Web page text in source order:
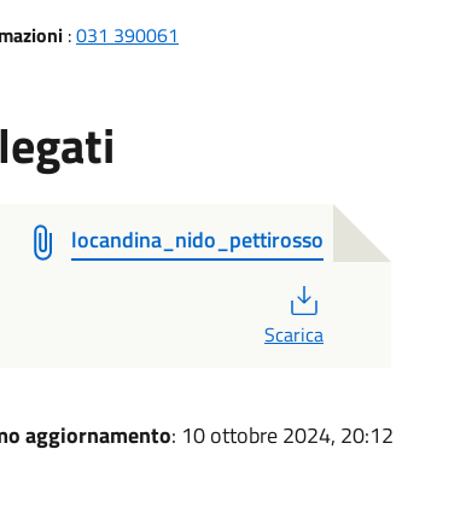
:031 390061
locandina_nido_pettirosso
Scarica
aggiornamento: 10 ottobre 2024, 20:12